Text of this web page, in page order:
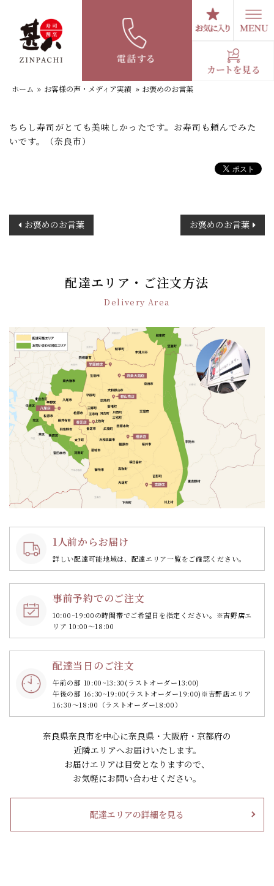
お褒めのお言葉
ホーム » お客様の声・メディア実績 » お褒めのお言葉
ちらし寿司がとても美味しかったです。お寿司も頼んでみた
いです。（奈良市）
稿
ン
お褒めのお言葉 お褒めのお言葉
配達エリア・ご注文方法
Delivery Area
1人前からお届け
詳しい配達可能地域は、配達エリア一覧をご確認ください。
事前予約でのご注文
10:00~19:00の時間帯でご希望日を指定ください。 ※吉野店エ
リア 10:00～18:00
配達当日のご注文
午前の部 10:00~13:30(ラストオーダー13:00)
午後の部 16:30~19:00(ラストオーダー19:00)※吉野店エリア
16:30～18:00（ラストオーダー18:00）
奈良県奈良市を中心に奈良県・大阪府・京都府の
近隣エリアへお届けいたします。
お届けエリアは目安となりますので、
お気軽にお問い合わせください。
配達エリアの詳細を見る